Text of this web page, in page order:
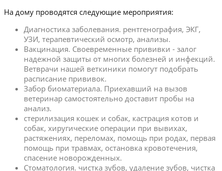
На дому проводятся следующие мероприятия:
Диагностика заболевания. рентгенография, ЭКГ,
УЗИ, терапевтический осмотр, анализы.
Вакцинация. Своевременные прививки - залог
надежной защиты от многих болезней и инфекций.
Ветврачи нашей веткиники помогут подобрать
расписание прививок.
Забор биоматериала. Приехавший на вызов
ветеринар самостоятельно доставит пробы на
анализ.
стерилизация кошек и собак, кастрация котов и
собак, хиругические операции при вывихах,
растяжениях, переломах, помощь при родах, первая
помощь при травмах, остановка кровотечения,
спасение новорожденных.
Стоматология. чистка зубов, удаление зубов, чистка